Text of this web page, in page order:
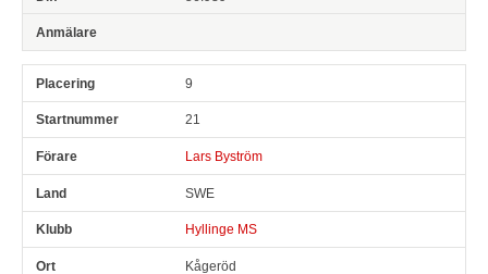
9
21
Lars Byström
SWE
Hyllinge MS
Kågeröd